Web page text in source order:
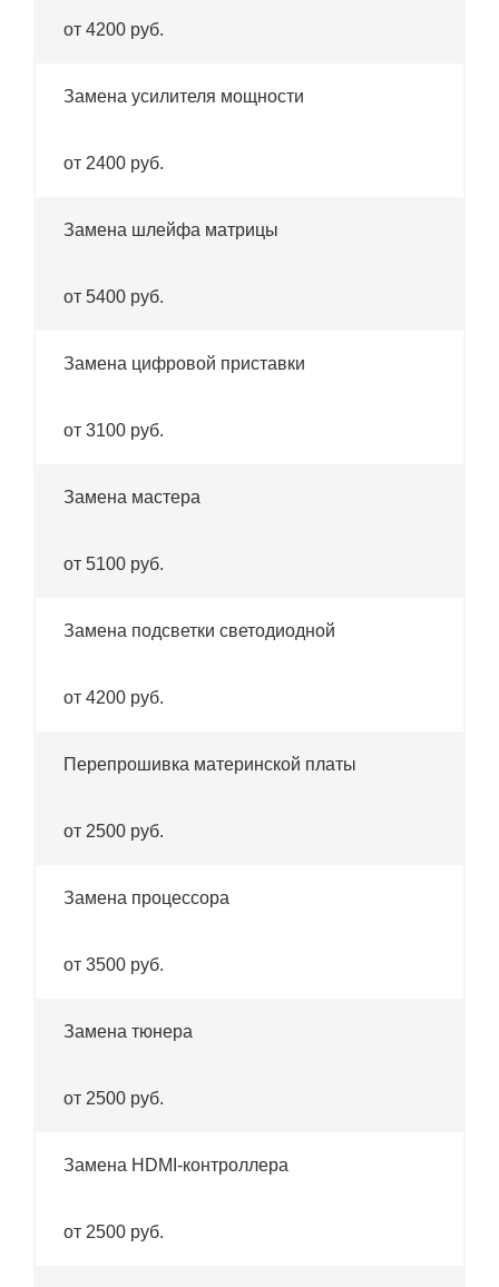
от 4200 руб.
Замена усилителя мощности
от 2400 руб.
Замена шлейфа матрицы
от 5400 руб.
Замена цифровой приставки
от 3100 руб.
Замена мастера
от 5100 руб.
Замена подсветки светодиодной
от 4200 руб.
Перепрошивка материнской платы
от 2500 руб.
Замена процессора
от 3500 руб.
Замена тюнера
от 2500 руб.
Замена HDMI-контроллера
от 2500 руб.